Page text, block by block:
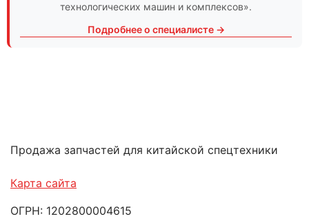
технологических машин и комплексов».
Подробнее о специалисте →
Продажа запчастей для китайской спецтехники
Карта сайта
ОГРН: 1202800004615